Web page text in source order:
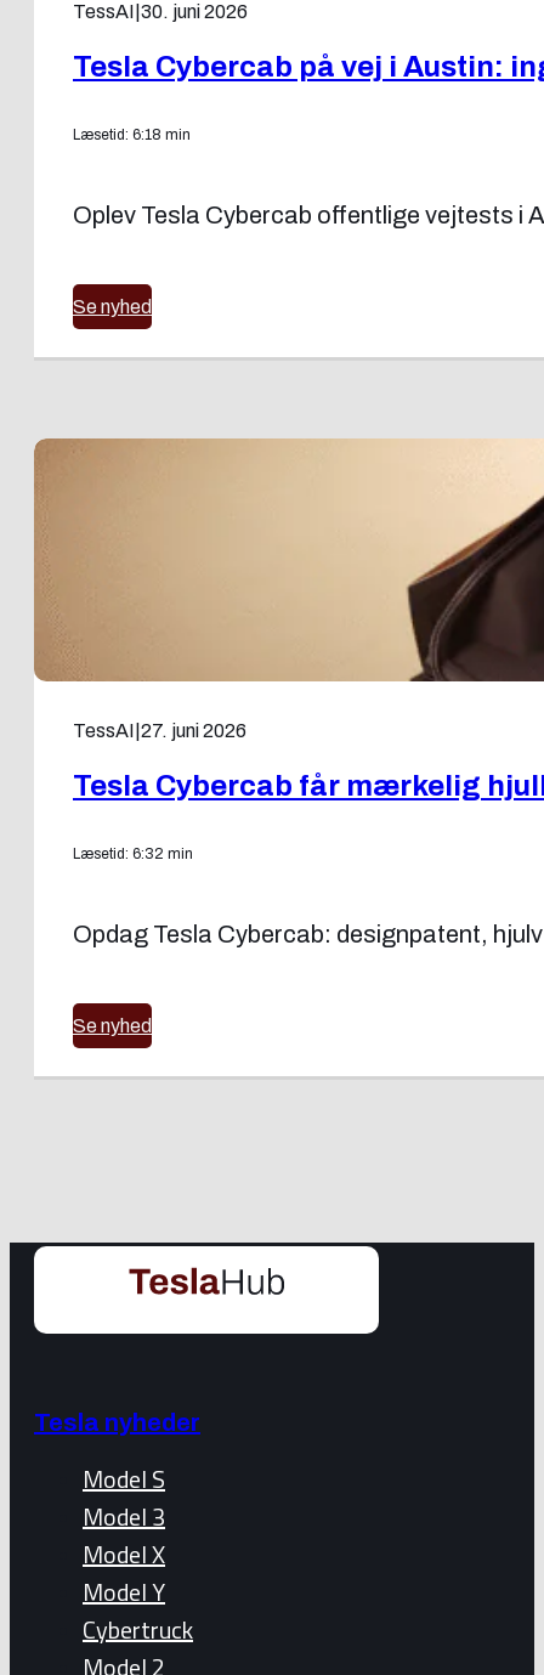
TessAI 30. juni 2026
Tesla Cybercab på vej i Austin:
Læsetid: 6:18 min
Oplev Tesla Cybercab offentlige vejtests i
Se nyhed
TessAI 27. juni 2026
Tesla Cybercab får mærkelig
Læsetid: 6:32 min
Opdag Tesla Cybercab: designpatent,
Se nyhed
Tesla nyheder
Model S
Model 3
Model X
Model Y
Cybertruck